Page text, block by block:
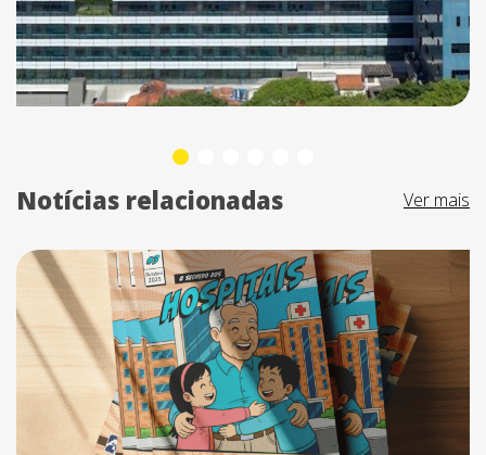
Notícias relacionadas Ver mais